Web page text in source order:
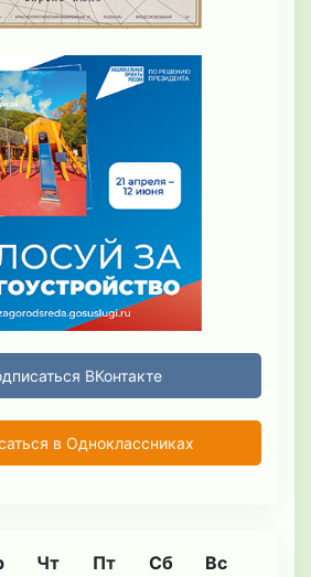
ВКонтакте
в Одноклассниках
Чт Пт Сб Вс